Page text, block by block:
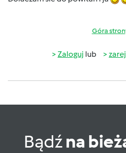
Góra
Zaloguj lub
Bądźna